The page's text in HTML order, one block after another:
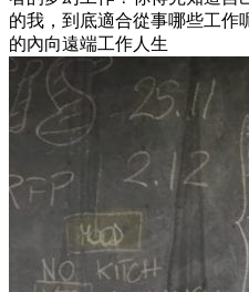
的我，到底適合從事哪些工作
的內向遠端工作人生